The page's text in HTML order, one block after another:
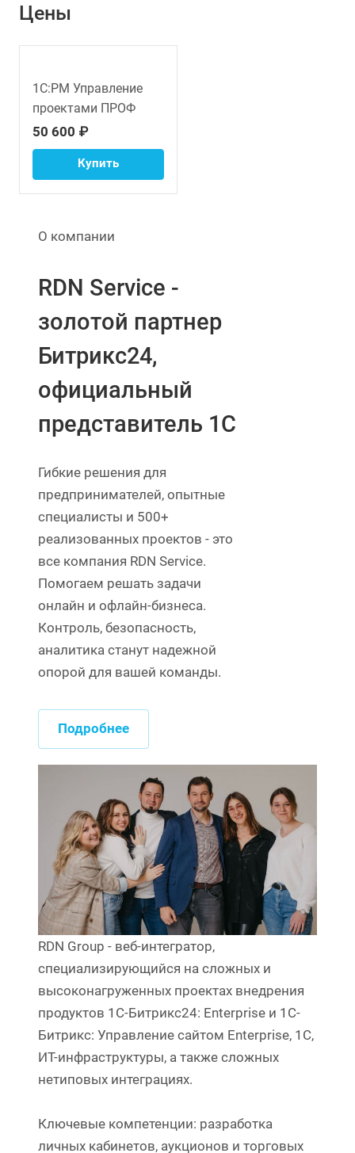
Цены
1С:PM Управление
проектами ПРОФ
50 600 ₽
Купить
О компании
RDN Service -
золотой партнер
Битрикс24,
официальный
представитель 1С
Гибкие решения для
предпринимателей, опытные
специалисты и 500+
реализованных проектов - это
все компания RDN Service.
Помогаем решать задачи
онлайн и офлайн-бизнеса.
Контроль, безопасность,
аналитика станут надежной
опорой для вашей команды.
Подробнее
RDN Group - веб-интегратор,
специализирующийся на сложных и
высоконагруженных проектах внедрения
продуктов 1С-Битрикс24: Enterprise и 1C-
Битрикс: Управление сайтом Enterprise, 1С,
ИТ-инфраструктуры, а также сложных
нетиповых интеграциях.
Ключевые компетенции: разработка
личных кабинетов, аукционов и торговых